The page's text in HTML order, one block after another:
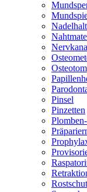
Osteotom
Pinsel
Pinzetten